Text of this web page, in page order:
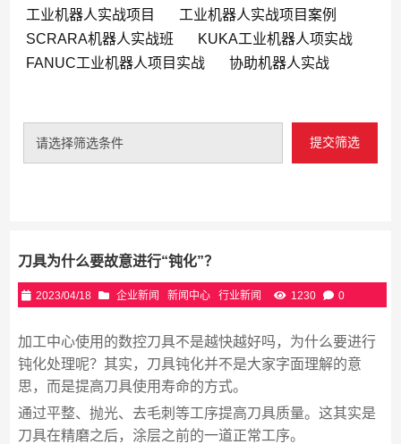
工业机器人实战项目
工业机器人实战项目案例
SCRARA机器人实战班
KUKA工业机器人项实战
FANUC工业机器人项目实战
协助机器人实战
请选择筛选条件 提交筛选
刀具为什么要故意进行“钝化”？
2023/04/18 企业新闻 新闻中心 行业新闻 1230 0
加工中心使用的数控刀具不是越快越好吗，为什么要进行
钝化处理呢？其实，刀具钝化并不是大家字面理解的意
思，而是提高刀具使用寿命的方式。
通过平整、抛光、去毛刺等工序提高刀具质量。这其实是
刀具在精磨之后，涂层之前的一道正常工序。